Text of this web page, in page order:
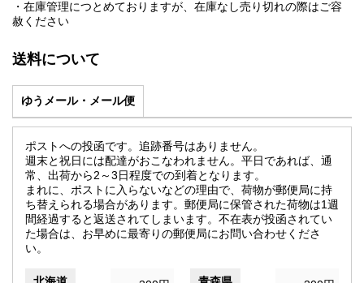
・在庫管理につとめておりますが、在庫なし売り切れの際はご容
赦ください
送料について
ゆうメール・メール便
ポストへの投函です。追跡番号はありません。
週末と祝日には配達がおこなわれません。平日であれば、通
常、出荷から2～3日程度での到着となります。
まれに、ポストに入らないなどの理由で、荷物が郵便局に持
ち替えられる場合があります。郵便局に保管された荷物は1週
間経過すると返送されてしまいます。不在表が投函されてい
た場合は、お早めに最寄りの郵便局にお問い合わせくださ
い。